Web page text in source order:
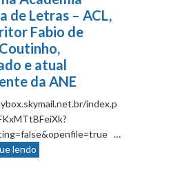
de Letras – ACL,
Fabio de
e atual
da ANE
index.p
…
lendo